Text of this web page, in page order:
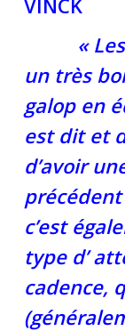
VINCK
«
un très
galop en
est dit et
d’avoir
c’est
type d’
cadence,